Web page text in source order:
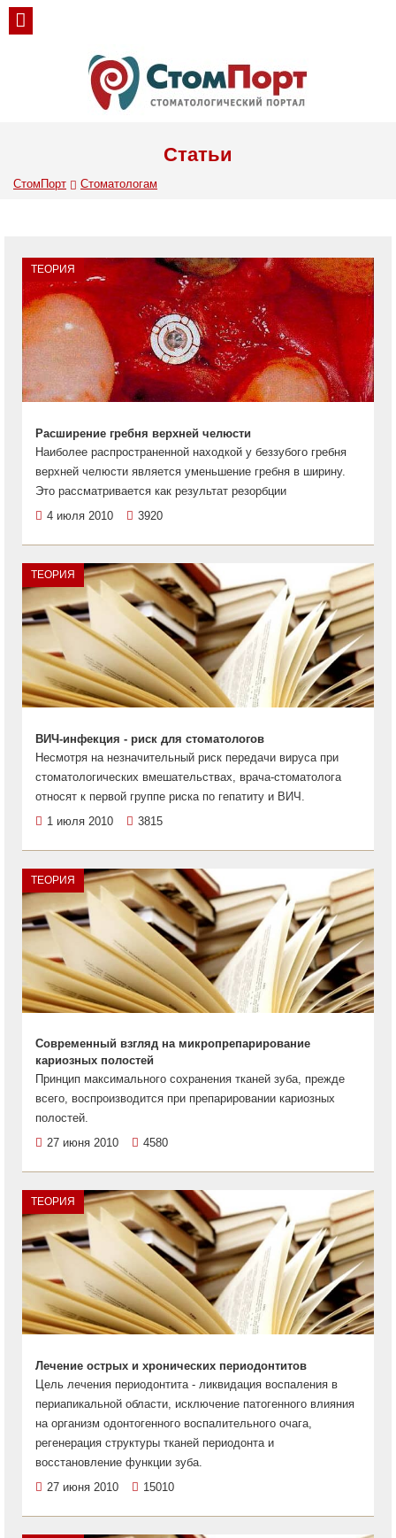
Статьи
СтомПорт Стоматологам
ТЕОРИЯ
Расширение гребня верхней челюсти
Наиболее распространенной находкой у беззубого гребня
верхней челюсти является уменьшение гребня в ширину.
Это рассматривается как результат резорбции
4 июля 2010
3920
ТЕОРИЯ
ВИЧ-инфекция - риск для стоматологов
Несмотря на незначительный риск передачи вируса при
стоматологических вмешательствах, врача-стоматолога
относят к первой группе риска по гепатиту и ВИЧ.
1 июля 2010
3815
ТЕОРИЯ
Современный взгляд на микропрепарирование
кариозных полостей
Принцип максимального сохранения тканей зуба, прежде
всего, воспроизводится при препарировании кариозных
полостей.
27 июня 2010
4580
ТЕОРИЯ
Лечение острых и хронических периодонтитов
Цель лечения периодонтита - ликвидация воспаления в
периапикальной области, исключение патогенного влияния
на организм одонтогенного воспалительного очага,
регенерация структуры тканей периодонта и
восстановление функции зуба.
27 июня 2010
15010